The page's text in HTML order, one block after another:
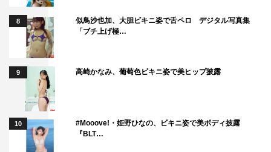
8
似鳥沙也加、大胆ビキニ姿で舌ペロ デジタル写真集
「ブチ上げ極…
9 高崎かなみ、葡萄色ビキニ姿で美ヒップ披露
10
#Mooove!・姫野ひなの、ビキニ姿で美ボディ披露
『BLT…